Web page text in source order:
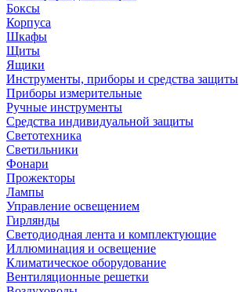
Боксы
Корпуса
Шкафы
Щиты
Ящики
Инструменты, приборы и средства защиты
Приборы измерительные
Ручные инструменты
Средства индивидуальной защиты
Светотехника
Светильники
Фонари
Прожекторы
Лампы
Управление освещением
Гирлянды
Светодиодная лента и комплектующие
Иллюминация и освещение
Климатическое оборудование
Вентиляционные решетки